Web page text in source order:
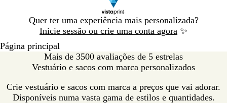
Quer ter uma experiência mais personalizada?
Inicie sessão ou crie uma conta agora ✨
Diapositivo
1
Página principal
Mais de 3500 avaliações de 5 estrelas
Vestuário e sacos com marca personalizados
Crie vestuário e sacos com marca a preços que vai adorar.
Disponíveis numa vasta gama de estilos e quantidades.